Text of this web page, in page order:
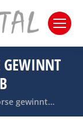
GEWINNT
gewinnt…